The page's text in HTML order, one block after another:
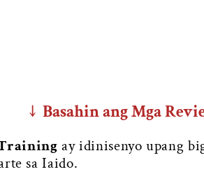
↓ Basahin ang Mga
ay idinisenyo upang
sa Iaido.